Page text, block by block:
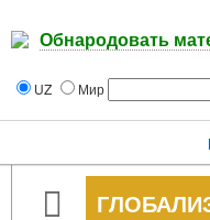
Обнародовать
UZ Мир